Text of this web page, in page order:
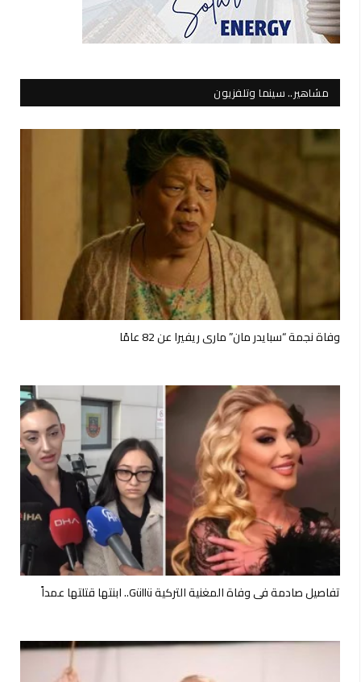
مشاهير.. سينما وتلفزيون
وفاة نجمة “سبايدر مان” ماري ريفيرا عن 82 عامًا
تفاصيل صادمة في وفاة المغنية التركية Güllü.. ابنتها قتلتها عمداً